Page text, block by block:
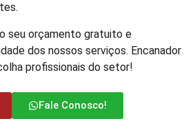
seu orçamento gratuito e
dos nossos serviços. Encanador
profissionais do setor!
Fale Conosco!